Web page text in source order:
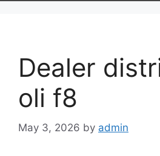
Dealer
oli f8
May 3, 2026 by admin